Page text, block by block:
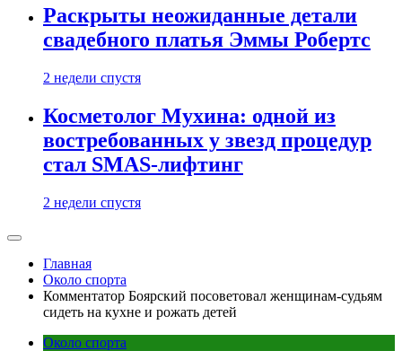
Раскрыты неожиданные детали
свадебного платья Эммы Робертс
2 недели спустя
Косметолог Мухина: одной из
востребованных у звезд процедур
стал SMAS-лифтинг
2 недели спустя
Главная
Около спорта
Комментатор Боярский посоветовал женщинам-судьям
сидеть на кухне и рожать детей
Около спорта